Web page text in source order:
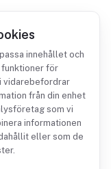
innehållet och
funktioner för
vidarebefordrar
från din enhet
som vi
informationen
eller som de